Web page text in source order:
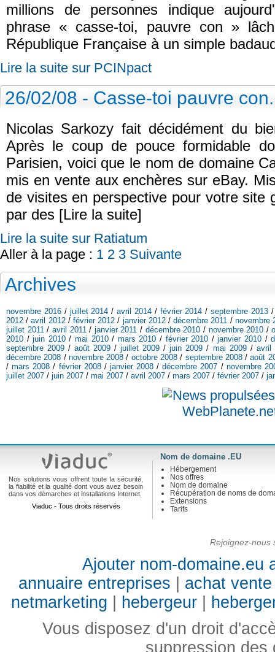
millions de personnes indique
phrase « casse-toi, pauvre con »
République Française à un simple
Lire la suite sur PCINpact
26/02/08 - Casse-toi pauvre
Nicolas Sarkozy fait décidément du
Après le coup de pouce formidable
Parisien, voici que le nom de domaine
mis en vente aux enchères sur eBay.
de visites en perspective pour votre site
par des [Lire la suite]
Lire la suite sur Ratiatum
Aller à la page : 1 2 3 Suivante
Archives
novembre 2016/ juillet 2014 /avril 2014/ février 2014 /septembre 2013
2012 /avril 2012/février 2012 / janvier 2012/décembre 2011 / novembre
juillet 2011/ avril 2011/ janvier 2011 / décembre 2010 / novembre 2010 /
2010 /juin 2010/mai 2010/ mars 2010 / février 2010 /janvier 2010 /
septembre 2009 /août 2009 /juillet 2009 /juin 2009 / mai 2009/ avril
décembre 2008 / novembre 2008 / octobre 2008/ septembre 2008/août
/mars 2008 / février 2008/ janvier 2008 /décembre 2007 / novembre
juillet 2007 / juin 2007 / mai 2007 / avril 2007 / mars 2007 / février 2007 /
Nos solutions vous offrent toute la sécurité,
la fiabilité et la qualité dont vous avez besoin
dans vos démarches et installations Internet.
Viaduc - Tous droits réservés
Nom de domaine .EU
Hébergement
Nos offres
Nom de domaine
Récupération de noms de
Extensions
Tarifs
Rejoignez-nous
Ajouter nom-domaine.eu
annuaire entreprises
achat
netmarketing
hebergeur
Vous disposez d'un droit
suppression des